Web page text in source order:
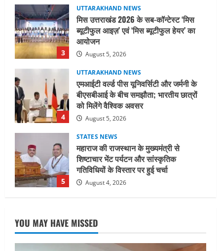
4
UTTARAKHAND NEWS
एमआईटी वर्ल्ड पीस यूनिवर्सिटी और जर्मनी के
बीएसबीआई के बीच समझौता; भारतीय छात्रों
को मिलेंगे वैश्विक अवसर
August 5, 2026
5
STATES NEWS
महाराज की राजस्थान के मुख्यमंत्री से
शिष्टाचार भेंट पर्यटन और सांस्कृतिक
गतिविधियों के विस्तार पर हुई चर्चा
August 4, 2026
1
UTTARAKHAND NEWS
जिलाधिकारी/जिला निर्वाचन अधिकारी ने
सहसपुर विधानसभा क्षेत्र के पोलिंग बूथों का
निरीक्षण कर एसआईआर आपत्ति निस्तारण
शिविर की व्यवस्थाओं का लिया जायजा
2
तीलू रौतेली पुरस्कार के लिए 13 वीरांगनाओं का
चयन : रेखा आर्या
August 6, 2026
YOU MAY HAVE MISSED